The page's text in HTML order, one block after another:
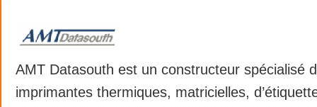
AMT Datasouth est un constructeur spécialisé
imprimantes thermiques, matricielles,